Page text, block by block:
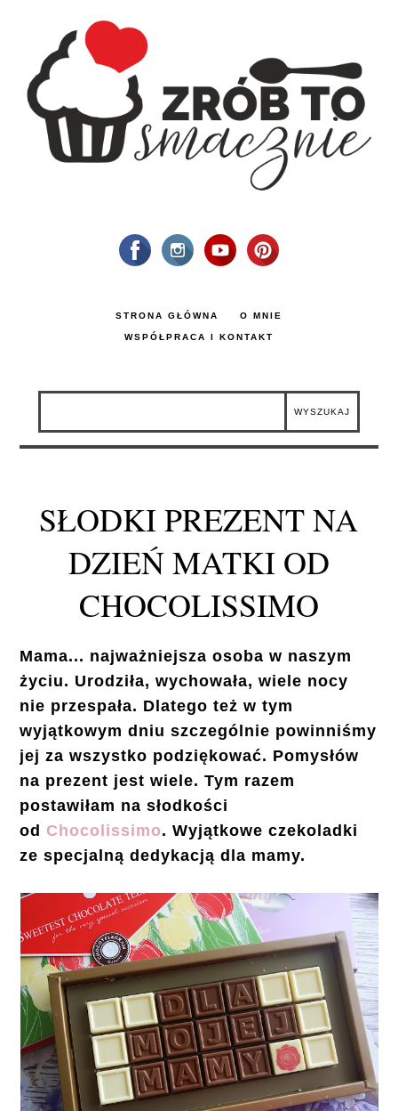
STRONA GŁÓWNA O MNIE
WSPÓŁPRACA I KONTAKT
SŁODKI PREZENT NA
DZIEŃ MATKI OD
CHOCOLISSIMO
Mama... najważniejsza osoba w naszym
życiu. Urodziła, wychowała, wiele nocy
nie przespała. Dlatego też w tym
wyjątkowym dniu szczególnie powinniśmy
jej za wszystko podziękować. Pomysłów
na prezent jest wiele. Tym razem
postawiłam na słodkości
od Chocolissimo. Wyjątkowe czekoladki
ze specjalną dedykacją dla mamy.